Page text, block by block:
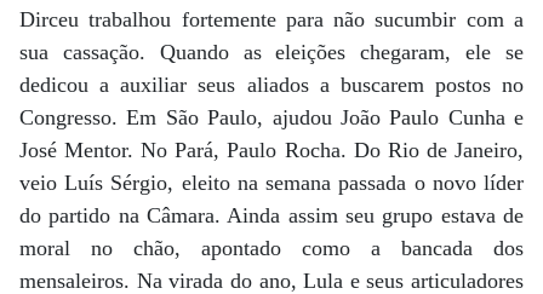
Dirceu trabalhou fortemente para não sucumbir com a
sua cassação. Quando as eleições chegaram, ele se
dedicou a auxiliar seus aliados a buscarem postos no
Congresso. Em São Paulo, ajudou João Paulo Cunha e
José Mentor. No Pará, Paulo Rocha. Do Rio de Janeiro,
veio Luís Sérgio, eleito na semana passada o novo líder
do partido na Câmara. Ainda assim seu grupo estava de
moral no chão, apontado como a bancada dos
mensaleiros. Na virada do ano, Lula e seus articuladores